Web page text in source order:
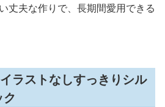
丈夫な作りで、長期間愛用できる
ラストなしすっきりシル